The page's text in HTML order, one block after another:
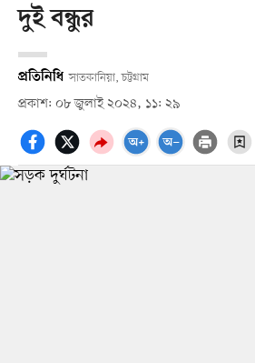
দুই বন্ধুর
প্রতিনিধি সাতকানিয়া, চট্টগ্রাম
প্রকাশ: ০৮ জুলাই ২০২৪, ১১: ২৯